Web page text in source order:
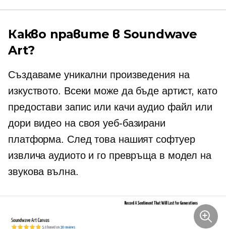
Какво правите в Soundwave
Art?
Създаваме уникални произведения на
изкуството. Всеки може да бъде артист, като
предостави запис или качи аудио файл или
дори видео на свояуеб-базирани
платформа. След това нашият софтуер
извлича аудиото и го превръща в модел на
звукова вълна.